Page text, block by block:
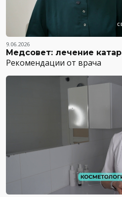
9.06.2026
Медсовет: лечение
Рекомендации от врача